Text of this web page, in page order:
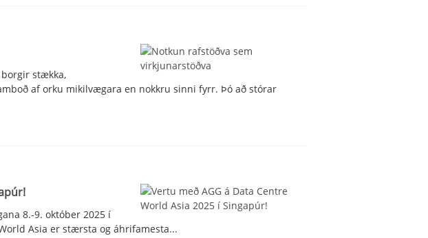
stækka,
af orku mikilvægara en nokkru sinni fyrr. Þó að stórar
8.-9. október 2025 í
Asia er stærsta og áhrifamesta...